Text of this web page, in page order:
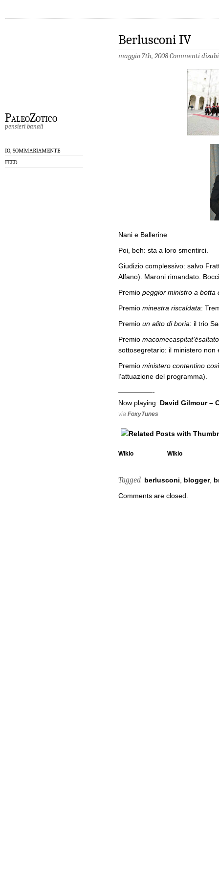
PaleoZotico
pensieri banali
IO, SOMMARIAMENTE
FEED
Berlusconi IV
maggio 7th, 2008Commenti
Nani e Ballerine
Poi, beh: sta a loro smentirci.
Giudizio complessivo: salvo
Alfano). Maroni rimandato.
Premio peggior ministro a botta
Premio minestra riscaldata:
Premio un alito di boria: il trio
Premio
sottosegretario: il ministero non
Premio ministero contentino
l’attuazione del programma).
—————-
Now playing: David Gilmour –
via FoxyTunes
Wikio Wikio
Tagged berlusconi blogger,
Comments are closed.